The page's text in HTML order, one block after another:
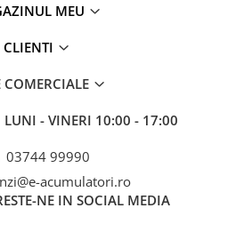
USB
MEU
CLIENTI
COMERCIALE
LUNI - VINERI 10:00 - 17:00
03744 99990
acumulatori.ro
NE IN SOCIAL MEDIA